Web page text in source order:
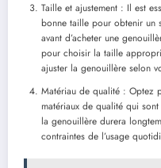
Taille et ajustement : Il est
bonne taille pour obtenir un
avant d’acheter une
pour choisir la taille
ajuster la genouillère selon
Matériau de qualité : Optez
matériaux de qualité qui
la genouillère durera
contraintes de l’usage